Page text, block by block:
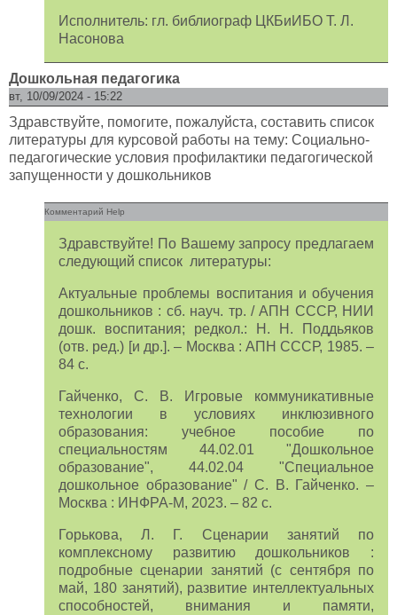
Исполнитель: гл. библиограф ЦКБиИБО Т. Л.
Насонова
Дошкольная педагогика
вт, 10/09/2024 - 15:22
Здравствуйте, помогите, пожалуйста, составить список
литературы для курсовой работы на тему: Социально-
педагогические условия профилактики педагогической
запущенности у дошкольников
Комментарий Help
Здравствуйте! По Вашему запросу предлагаем
следующий список литературы:
Актуальные проблемы воспитания и обучения
дошкольников : сб. науч. тр. / АПН СССР, НИИ
дошк. воспитания; редкол.: Н. Н. Поддьяков
(отв. ред.) [и др.]. – Москва : АПН СССР, 1985. –
84 с.
Гайченко, С. В. Игровые коммуникативные
технологии в условиях инклюзивного
образования: учебное пособие по
специальностям 44.02.01 "Дошкольное
образование", 44.02.04 "Специальное
дошкольное образование" / С. В. Гайченко. –
Москва : ИНФРА-М, 2023. – 82 с.
Горькова, Л. Г. Сценарии занятий по
комплексному развитию дошкольников :
подробные сценарии занятий (с сентября по
май, 180 занятий), развитие интеллектуальных
способностей, внимания и памяти,